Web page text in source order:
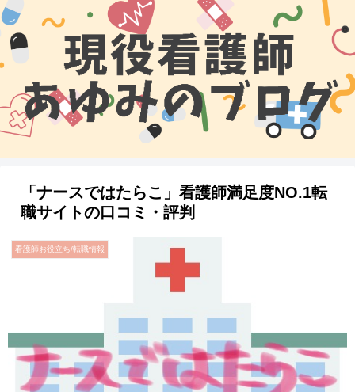
「ナースではたらこ」看護師満足度NO.1転
職サイトの口コミ・評判
看護師お役立ち/転職情報